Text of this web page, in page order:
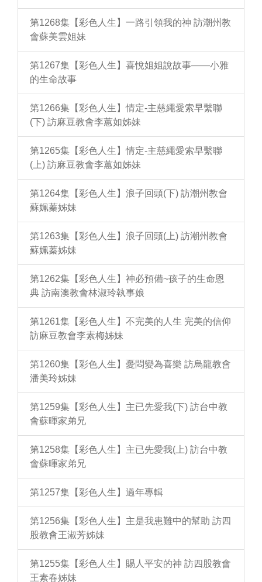
第1268集【彩色人生】一路引領我的神 訪潮州教
會蘇美雲姐妹
第1267集【彩色人生】喜悅姐姐說故事——小雅
的生命故事
第1266集【彩色人生】情定-主慈繩愛索早繫聯
(下) 訪麻豆教會李蕙如姊妹
第1265集【彩色人生】情定-主慈繩愛索早繫聯
(上) 訪麻豆教會李蕙如姊妹
第1264集【彩色人生】浪子回頭(下) 訪潮州教會
蘇姵蓁姊妹
第1263集【彩色人生】浪子回頭(上) 訪潮州教會
蘇姵蓁姊妹
第1262集【彩色人生】神必預備~孩子的生命恩
典 訪南澳教會林淑玲執事娘
第1261集【彩色人生】不完美的人生 完美的信仰
訪麻豆教會李素梅姊妹
第1260集【彩色人生】憂悶變為喜樂 訪烏龍教會
潘美玲姊妹
第1259集【彩色人生】主已先愛我(下) 訪台中教
會蘇暉家弟兄
第1258集【彩色人生】主已先愛我(上) 訪台中教
會蘇暉家弟兄
第1257集【彩色人生】過年專輯
第1256集【彩色人生】主是我患難中的幫助 訪四
股教會王淑芳姊妹
第1255集【彩色人生】賜人平安的神 訪四股教會
王素春姊妹